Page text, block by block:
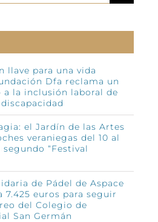
llave para una vida
Dfa reclama un
la inclusión laboral de
el Jardín de las Artes
veraniegas del 10 al
“Festival
de Pádel de Aspace
7.425 euros para seguir
del Colegio de
San Germán